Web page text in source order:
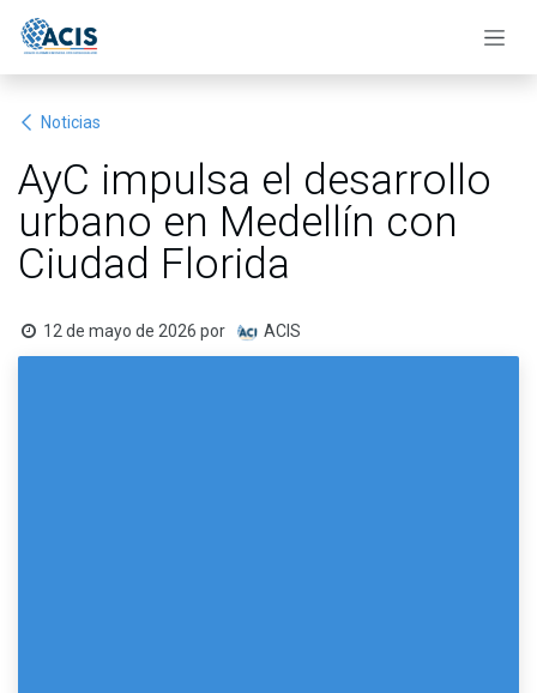
Noticias
AyC impulsa el desarrollo
urbano en Medellín con
Ciudad Florida
12 de mayo de 2026 por ACIS